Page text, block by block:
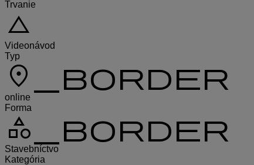
Trvanie
change_history
Videonávod
Typ
location_on_border
online
Forma
category_border
Stavebníctvo
Kategória